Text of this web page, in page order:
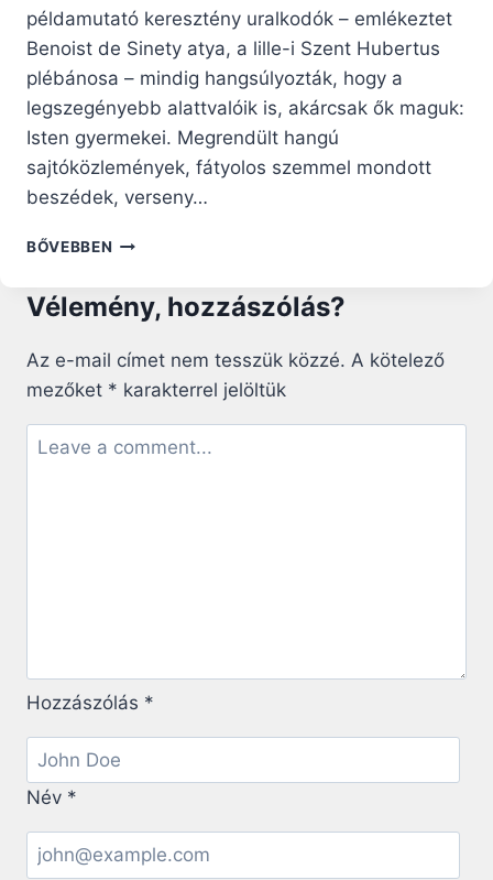
példamutató keresztény uralkodók – emlékeztet
Benoist de Sinety atya, a lille-i Szent Hubertus
plébánosa – mindig hangsúlyozták, hogy a
legszegényebb alattvalóik is, akárcsak ők maguk:
Isten gyermekei. Megrendült hangú
sajtóközlemények, fátyolos szemmel mondott
beszédek, verseny…
BŐVEBBEN HOGYAN
A
ÉS
HOGYAN
SZERENCSÉTLENEKET?
Vélemény, hozzászólás?
Az e-mail címet nem tesszük közzé. A kötelező
mezőket * karakterrel jelöltük
Hozzászólás *
Név *